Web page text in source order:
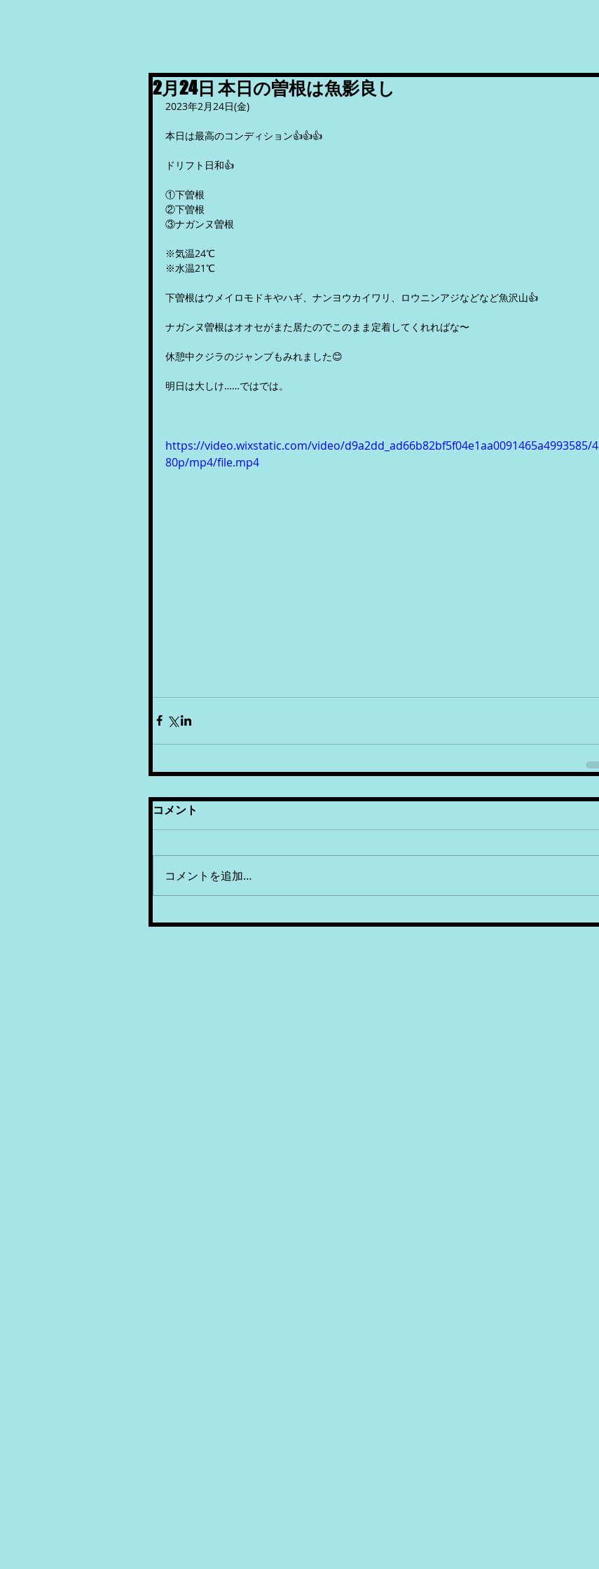
2月24日 本日の曽根は魚影良し
2023年2月24日(金)
本日は最高のコンディション👍👍👍
ドリフト日和👍
①下曽根
②下曽根
③ナガンヌ曽根
※気温24℃
※水温21℃
下曽根はウメイロモドキやハギ、ナンヨウカイワリ、ロウニンアジなどなど魚沢山👍
ナガンヌ曽根はオオセがまた居たのでこのまま定着してくれればな〜
休憩中クジラのジャンプもみれました😊
明日は大しけ……ではでは。
https://video.wixstatic.com/video/d9a2dd_ad66b82bf5f04e1aa0091465a4993585/4
80p/mp4/file.mp4
コメント
コメントを追加…